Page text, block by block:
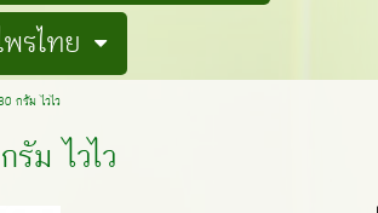
รไทย
กรัม ไวไว
ม ไวไว